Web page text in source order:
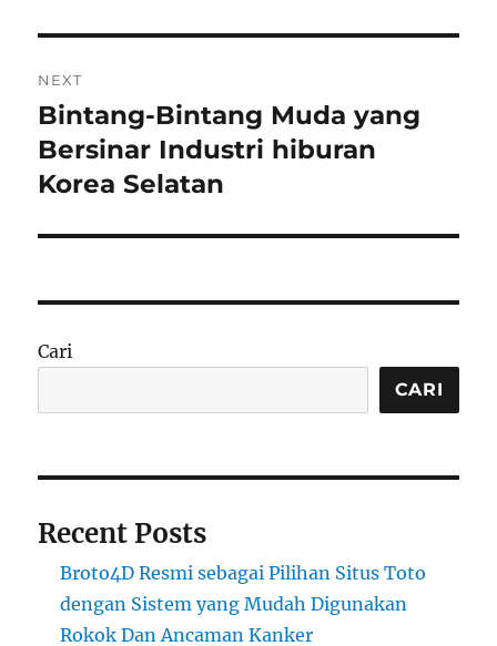
NEXT
Next
post:
Bintang-Bintang Muda yang
Bersinar Industri hiburan
Korea Selatan
Cari
CARI
Recent Posts
Broto4D Resmi sebagai Pilihan Situs Toto
dengan Sistem yang Mudah Digunakan
Rokok Dan Ancaman Kanker